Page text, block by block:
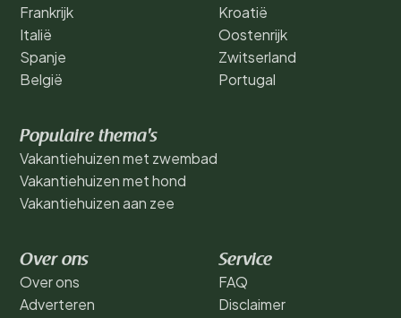
Frankrijk
Italië
Spanje
België
Kroatië
Oostenrijk
Zwitserland
Portugal
Populaire thema's
Vakantiehuizen met zwembad
Vakantiehuizen met hond
Vakantiehuizen aan zee
Over ons
Over ons
Adverteren
Service
FAQ
Disclaimer